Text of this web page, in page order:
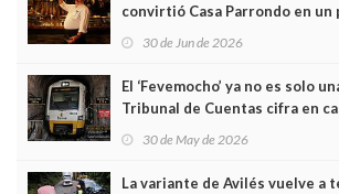
convirtió Casa Parrondo en un
Asturias en Madrid
30 de Jun de 2026
El ‘Fevemocho’ ya no es solo
Tribunal de Cuentas cifra en
sobrecoste de los trenes que
30 de May de 2026
La variante de Avilés vuelve a